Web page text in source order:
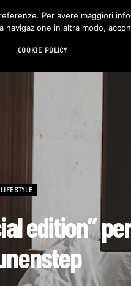
HI-TECH CHI SIAMO
LIFESTYLE
edition”
Per avere maggiori
in altra modo,
COOKIE POLICY